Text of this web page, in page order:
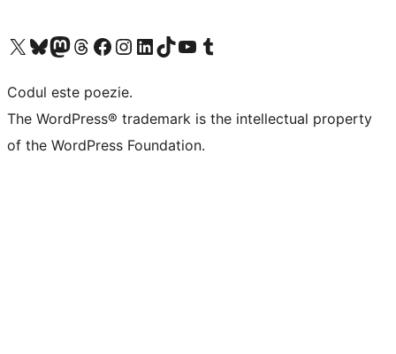
Mergi la contul nostru X (fost Twitter)
Vizitează contul nostru Bluesky
Vizitează contul nostru Mastodon
Vizitează contul nostru Threads
Vizitează pagina noastră Facebook
Vizitează-ne pe Instagram
Vizitează-ne pe LinkedIn
Vizitează contul nostru TikTok
Vizitează canalul nostru YouTube
Vizitează contul nostru Tumblr
Codul este poezie.
The WordPress® trademark is the intellectual property
of the WordPress Foundation.